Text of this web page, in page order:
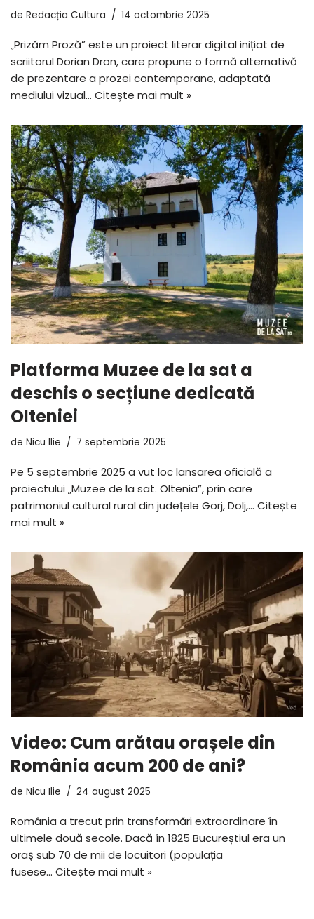
de Redacția Cultura 14 octombrie 2025
„Prizăm Proză” este un proiect literar digital inițiat de
scriitorul Dorian Dron, care propune o formă alternativă
de prezentare a prozei contemporane, adaptată
mediului vizual… Citește mai mult »
Platforma Muzee de la sat a
deschis o secțiune dedicată
Olteniei
de Nicu Ilie 7 septembrie 2025
Pe 5 septembrie 2025 a vut loc lansarea oficială a
proiectului „Muzee de la sat. Oltenia”, prin care
patrimoniul cultural rural din județele Gorj, Dolj,… Citește
mai mult »
Video: Cum arătau orașele din
România acum 200 de ani?
de Nicu Ilie 24 august 2025
România a trecut prin transformări extraordinare în
ultimele două secole. Dacă în 1825 Bucureștiul era un
oraș sub 70 de mii de locuitori (populația
fusese… Citește mai mult »